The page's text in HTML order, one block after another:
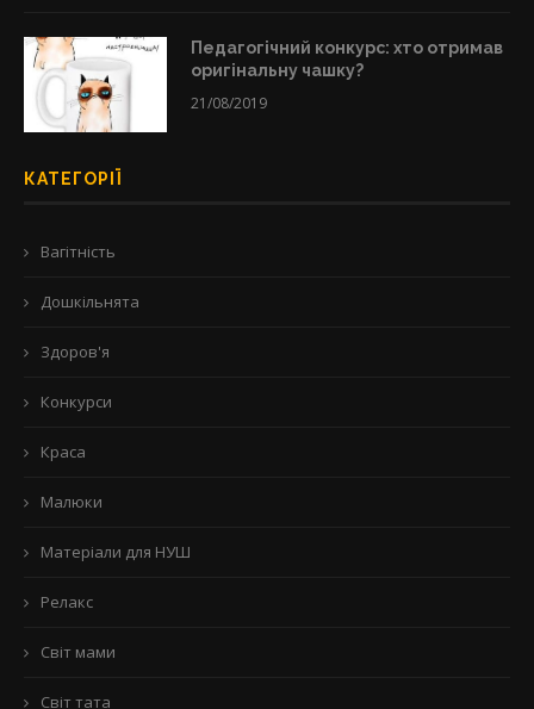
Педагогічний конкурс: хто отримав
оригінальну чашку?
21/08/2019
КАТЕГОРІЇ
Вагітність
Дошкільнята
Здоров'я
Конкурси
Краса
Малюки
Матеріали для НУШ
Релакс
Світ мами
Світ тата